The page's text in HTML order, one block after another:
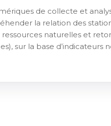
de collecte et
la relation des
ressources naturelles et
sur la base d’indicateurs